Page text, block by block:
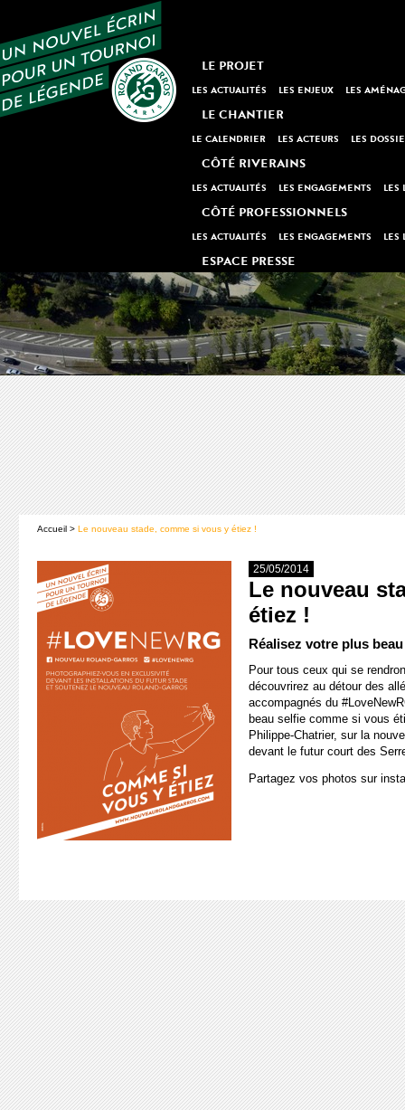
LE PROJET
LES ACTUALITÉS LES ENJEUX LES
LE CHANTIER
LE CALENDRIER LES ACTEURS LES
CÔTÉ RIVERAINS
LES ACTUALITÉS LES ENGAGEMENTS LES
CÔTÉ PROFESSIONNELS
LES ACTUALITÉS LES ENGAGEMENTS LES
ESPACE PRESSE
Accueil > Le nouveau stade, comme si vous y étiez !
25/05/2014
Le nouveau
étiez !
Réalisez votre plus
Pour tous ceux qui se
découvrirez au détour des
accompagnés du
beau selfie comme si vous
Philippe-Chatrier, sur la
devant le futur court des
Partagez vos photos sur